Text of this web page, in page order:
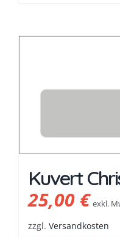
Kuvert
25,00€ exkl.
zzgl. Versandkosten